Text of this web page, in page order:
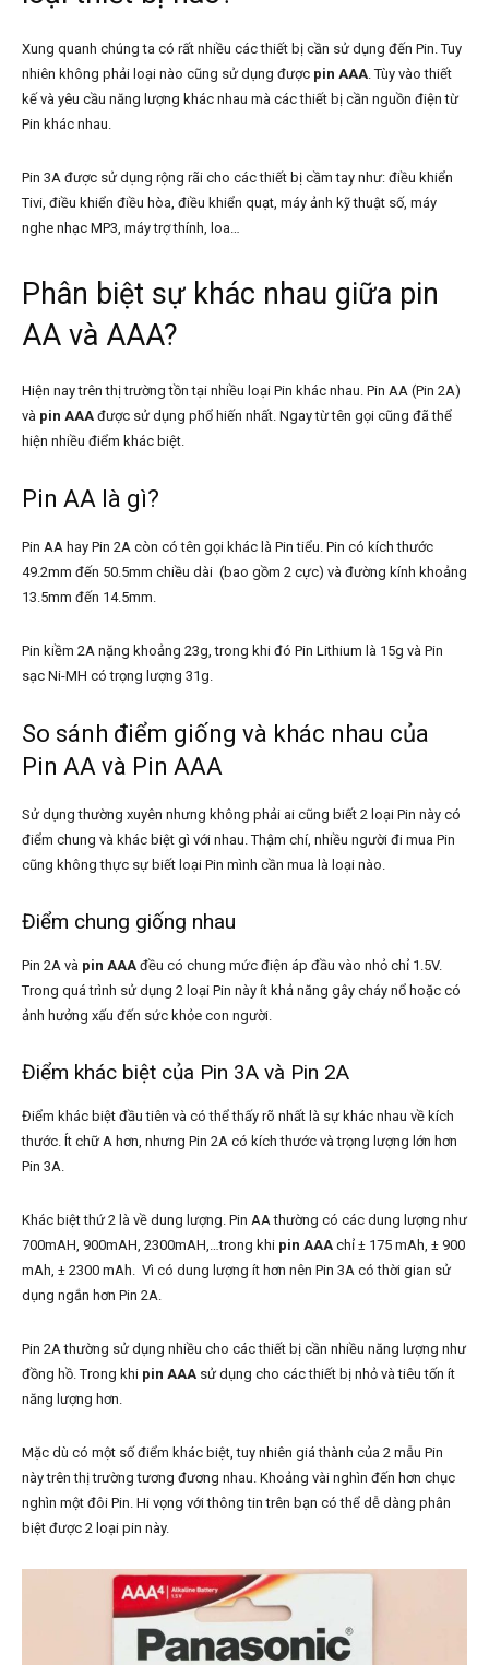
Xung quanh chúng ta có rất nhiều các thiết bị cần sử dụng đến Pin. Tuy
nhiên không phải loại nào cũng sử dụng được pin AAA . Tùy vào thiết
kế và yêu cầu năng lượng khác nhau mà các thiết bị cần nguồn điện từ
Pin khác nhau.
Pin 3A được sử dụng rộng rãi cho các thiết bị cầm tay như: điều khiển
Tivi, điều khiển điều hòa, điều khiển quạt, máy ảnh kỹ thuật số, máy
nghe nhạc MP3, máy trợ thính, loa…
Phân biệt sự khác nhau giữa pin
AA và AAA?
Hiện nay trên thị trường tồn tại nhiều loại Pin khác nhau. Pin AA (Pin 2A)
và pin AAA được sử dụng phổ hiến nhất. Ngay từ tên gọi cũng đã thể
hiện nhiều điểm khác biệt.
Pin AA là gì?
Pin AA hay Pin 2A còn có tên gọi khác là Pin tiểu. Pin có kích thước
49.2mm đến 50.5mm chiều dài (bao gồm 2 cực) và đường kính khoảng
13.5mm đến 14.5mm.
Pin kiềm 2A nặng khoảng 23g, trong khi đó Pin Lithium là 15g và Pin
sạc Ni-MH có trọng lượng 31g.
So sánh điểm giống và khác nhau của
Pin AA và Pin AAA
Sử dụng thường xuyên nhưng không phải ai cũng biết 2 loại Pin này có
điểm chung và khác biệt gì với nhau. Thậm chí, nhiều người đi mua Pin
cũng không thực sự biết loại Pin mình cần mua là loại nào.
Điểm chung giống nhau
Pin 2A và pin AAA đều có chung mức điện áp đầu vào nhỏ chỉ 1.5V.
Trong quá trình sử dụng 2 loại Pin này ít khả năng gây cháy nổ hoặc có
ảnh hưởng xấu đến sức khỏe con người.
Điểm khác biệt của Pin 3A và Pin 2A
Điểm khác biệt đầu tiên và có thể thấy rõ nhất là sự khác nhau về kích
thước. Ít chữ A hơn, nhưng Pin 2A có kích thước và trọng lượng lớn hơn
Pin 3A.
Khác biệt thứ 2 là về dung lượng. Pin AA thường có các dung lượng như
700mAH, 900mAH, 2300mAH,…trong khi pin AAA chỉ ± 175 mAh, ± 900
mAh, ± 2300 mAh. Vì có dung lượng ít hơn nên Pin 3A có thời gian sử
dụng ngắn hơn Pin 2A.
Pin 2A thường sử dụng nhiều cho các thiết bị cần nhiều năng lượng như
đồng hồ. Trong khi pin AAA sử dụng cho các thiết bị nhỏ và tiêu tốn ít
năng lượng hơn.
Mặc dù có một số điểm khác biệt, tuy nhiên giá thành của 2 mẫu Pin
này trên thị trường tương đương nhau. Khoảng vài nghìn đến hơn chục
nghìn một đôi Pin. Hi vọng với thông tin trên bạn có thể dễ dàng phân
biệt được 2 loại pin này.